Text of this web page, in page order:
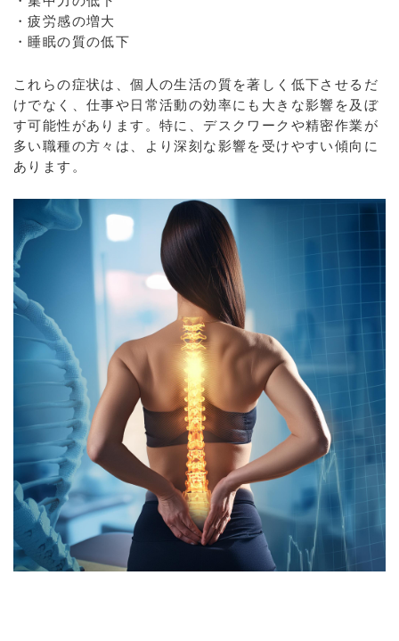
・疲労感の増大
・睡眠の質の低下
これらの症状は、個人の生活の質を著しく低下させるだ
けでなく、仕事や日常活動の効率にも大きな影響を及ぼ
す可能性があります。特に、デスクワークや精密作業が
多い職種の方々は、より深刻な影響を受けやすい傾向に
あります。